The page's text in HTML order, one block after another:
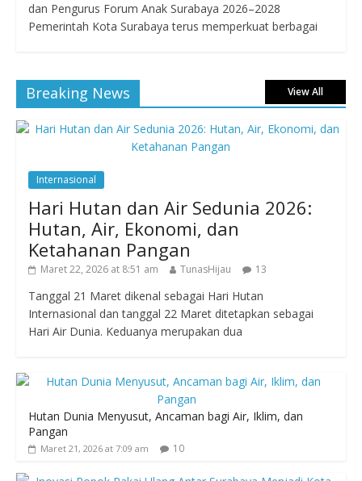
dan Pengurus Forum Anak Surabaya 2026–2028
Pemerintah Kota Surabaya terus memperkuat berbagai
Breaking News View All
Internasional
Hari Hutan dan Air Sedunia 2026:
Hutan, Air, Ekonomi, dan
Ketahanan Pangan
Maret 22, 2026 at 8:51 am TunasHijau 13
Tanggal 21 Maret dikenal sebagai Hari Hutan
Internasional dan tanggal 22 Maret ditetapkan sebagai
Hari Air Dunia. Keduanya merupakan dua
Hutan Dunia Menyusut, Ancaman bagi Air, Iklim, dan
Pangan
Maret 21, 2026 at 7:09 am 10